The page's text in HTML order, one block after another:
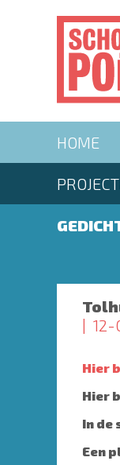
navigationHOME
12-
Hier
Hier
In de
Een